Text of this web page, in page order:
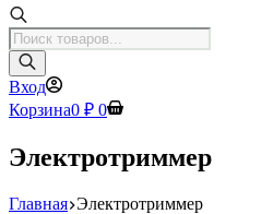
Поиск
товаров
Вход
Корзина0 ₽ 0
Электротриммер
Главная Электротриммер